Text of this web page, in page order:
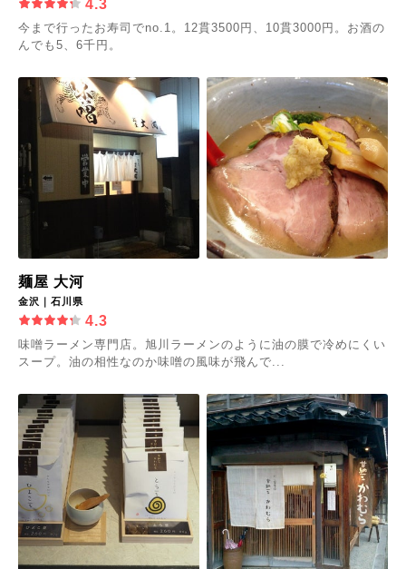
4.3
今まで行ったお寿司でno.1。12貫3500円、10貫3000円。お酒の
んでも5、6千円。
麺屋 大河
金沢｜石川県
4.3
味噌ラーメン専門店。旭川ラーメンのように油の膜で冷めにくい
スープ。油の相性なのか味噌の風味が飛んで...